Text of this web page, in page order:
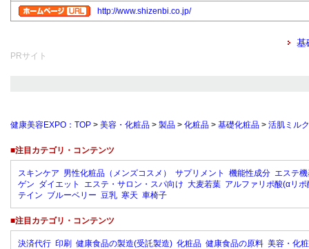
http://www.shizenbi.co.jp/
基
PRサイト
健康美容EXPO：TOP > 美容・化粧品 > 製品 > 化粧品 > 基礎化粧品 > 活肌ミルク
■注目カテゴリ・コンテンツ
スキンケア 男性化粧品（メンズコスメ） サプリメント 機能性成分 エステ
ゲン ダイエット エステ・サロン・スパ向け 大麦若葉 アルファリポ酸(αリポ
テイン ブルーベリー 豆乳 寒天 車椅子
■注目カテゴリ・コンテンツ
決済代行 印刷 健康食品の製造(受託製造) 化粧品 健康食品の原料 美容・化